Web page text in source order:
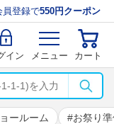
員登録で550円クーポン
イン メニュー カート
ールーム お祭り